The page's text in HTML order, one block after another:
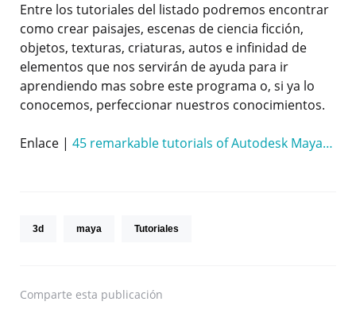
Entre los tutoriales del listado podremos encontrar
como crear paisajes, escenas de ciencia ficción,
objetos, texturas, criaturas, autos e infinidad de
elementos que nos servirán de ayuda para ir
aprendiendo mas sobre este programa o, si ya lo
conocemos, perfeccionar nuestros conocimientos.
Enlace | 45 remarkable tutorials of Autodesk Maya…
3d maya Tutoriales
Comparte esta publicación